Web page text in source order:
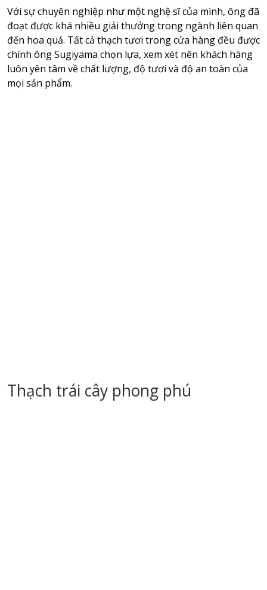
Với sự chuyên nghiệp như một nghệ sĩ của mình, ông đã
đoạt được khá nhiều giải thưởng trong ngành liên quan
đến hoa quả. Tất cả thạch tươi trong cửa hàng đều được
chính ông Sugiyama chọn lựa, xem xét nên khách hàng
luôn yên tâm về chất lượng, độ tươi và độ an toàn của
mọi sản phẩm.
Thạch trái cây phong phú